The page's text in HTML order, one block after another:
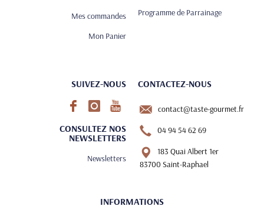
Mes commandes
Mon Panier
Programme de Parrainage
SUIVEZ-NOUS
CONSULTEZ NOS
NEWSLETTERS
Newsletters
CONTACTEZ-NOUS
contact@taste-gourmet.fr
04 94 54 62 69
183 Quai Albert 1er
83700 Saint-Raphael
INFORMATIONS